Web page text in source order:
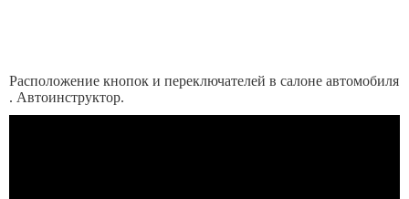
Расположение кнопок и переключателей в салоне автомобиля
. Автоинструктор.